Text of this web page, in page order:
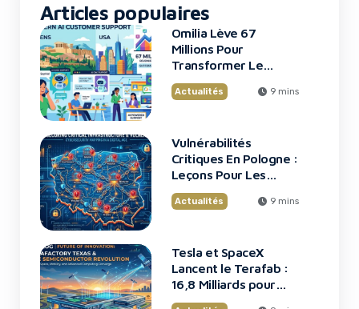
Articles populaires
Omilia Lève 67
Millions Pour
Transformer Le
Support Client
Actualités 9 mins
Vulnérabilités
Critiques En Pologne :
Leçons Pour Les
Startups Tech
Actualités 9 mins
Tesla et SpaceX
Lancent le Terafab :
16,8 Milliards pour
une Usine de Puces